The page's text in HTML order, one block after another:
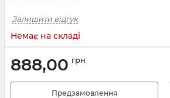
Залишити відгук
Немає на складі
888,00 грн
Предзамовлення